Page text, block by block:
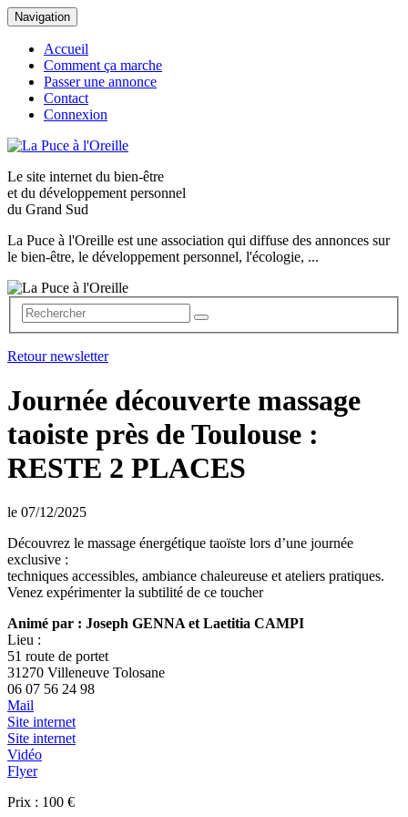
Navigation
Accueil
Comment ça marche
Passer une annonce
Contact
Connexion
Le site internet du bien-être
et du développement personnel
du Grand Sud
La Puce à l'Oreille est une association qui diffuse des annonces sur
le bien-être, le développement personnel, l'écologie, ...
Retour newsletter
Journée découverte massage
taoiste près de Toulouse :
RESTE 2 PLACES
le 07/12/2025
Découvrez le massage énergétique taoïste lors d’une journée
exclusive :
techniques accessibles, ambiance chaleureuse et ateliers pratiques.
Venez expérimenter la subtilité de ce toucher
Animé par : Joseph GENNA et Laetitia CAMPI
Lieu :
51 route de portet
31270 Villeneuve Tolosane
06 07 56 24 98
Mail
Site internet
Site internet
Vidéo
Flyer
Prix : 100 €